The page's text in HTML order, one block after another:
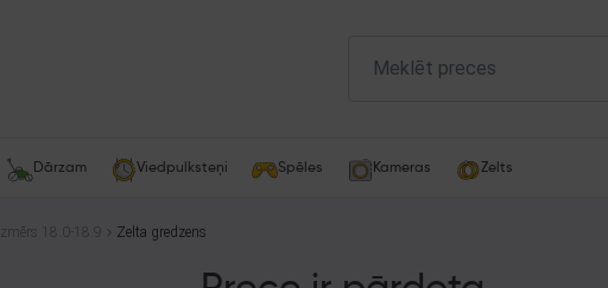
Dārzam Viedpulksteņi Spēles Kameras Zelts
Izmērs 18.0-18.9 Zelta gredzens